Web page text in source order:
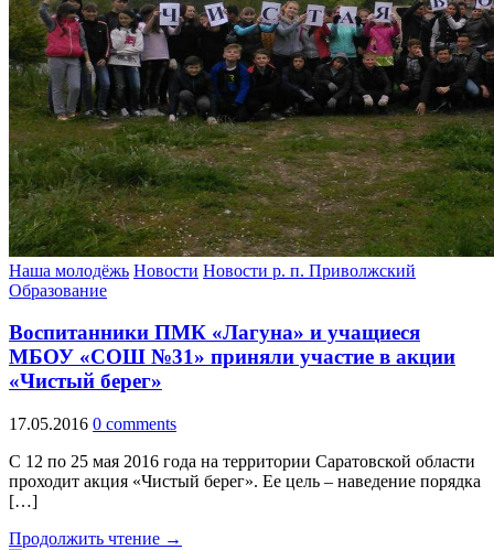
Наша молодёжь Новости Новости р. п. Приволжский
Образование
Воспитанники ПМК «Лагуна» и учащиеся
МБОУ «СОШ №31» приняли участие в акции
«Чистый берег»
17.05.2016 0 comments
C 12 по 25 мая 2016 года на территории Саратовской области
проходит акция «Чистый берег». Ее цель – наведение порядка
[…]
Продолжить чтение →